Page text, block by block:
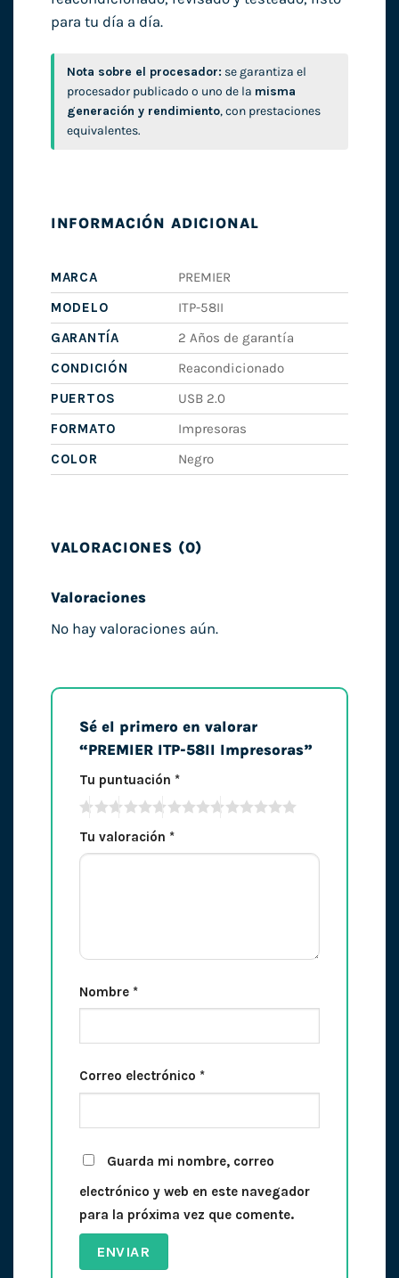
para tu día a día.
Nota sobre el procesador: se garantiza el
procesador publicado o uno de la misma
generación y rendimiento, con prestaciones
equivalentes.
INFORMACIÓN ADICIONAL
MARCA
PREMIER
MODELO
ITP-58II
GARANTÍA
2 Años de garantía
CONDICIÓN
Reacondicionado
PUERTOS
USB 2.0
FORMATO
Impresoras
COLOR
Negro
VALORACIONES (0)
Valoraciones
No hay valoraciones aún.
Sé el primero en valorar
“PREMIER ITP-58II Impresoras”
Tu puntuación *
Tu valoración *
Nombre *
Correo electrónico *
Guarda mi nombre, correo
electrónico y web en este navegador
para la próxima vez que comente.